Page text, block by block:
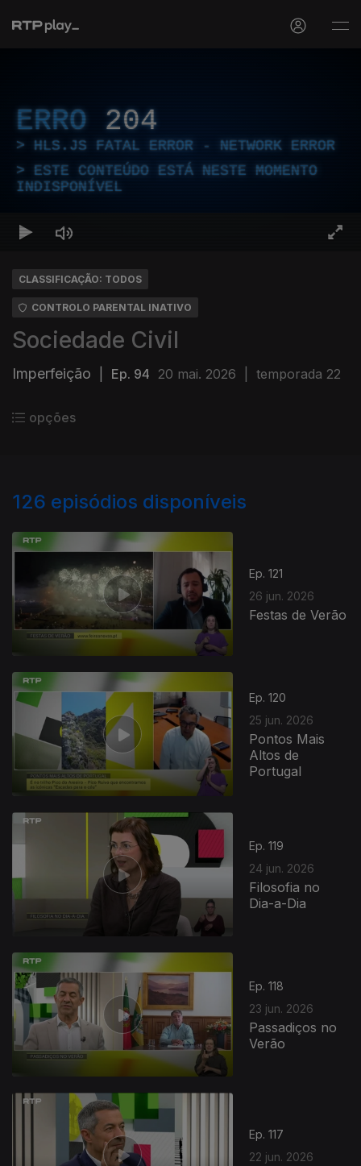
ERRO 204
HLS.JS FATAL ERROR - NETWORK ERROR
ESTE CONTEÚDO ESTÁ NESTE MOMENTO
INDISPONÍVEL
CLASSIFICAÇÃO: TODOS
CONTROLO PARENTAL INATIVO
Sociedade Civil
Imperfeição Ep. 94 20 mai. 2026 temporada 22
opções
126 episódios disponíveis
Ep. 121
26 jun. 2026
Festas de Verão
Ep. 120
25 jun. 2026
Pontos Mais
Altos de
Portugal
Ep. 119
24 jun. 2026
Filosofia no
Dia-a-Dia
Ep. 118
23 jun. 2026
Passadiços no
Verão
Ep. 117
22 jun. 2026